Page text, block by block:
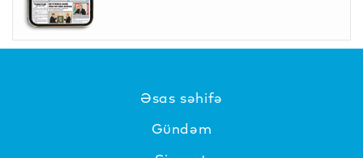
Əsas səhifə
Gündəm